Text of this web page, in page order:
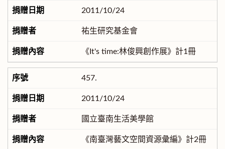
2011/10/24
祐生研究基金會
《It's time:林俊興創作展》計1冊
457.
2011/10/24
國立臺南生活美學館
《南臺灣藝文空間資源彙編》計2冊